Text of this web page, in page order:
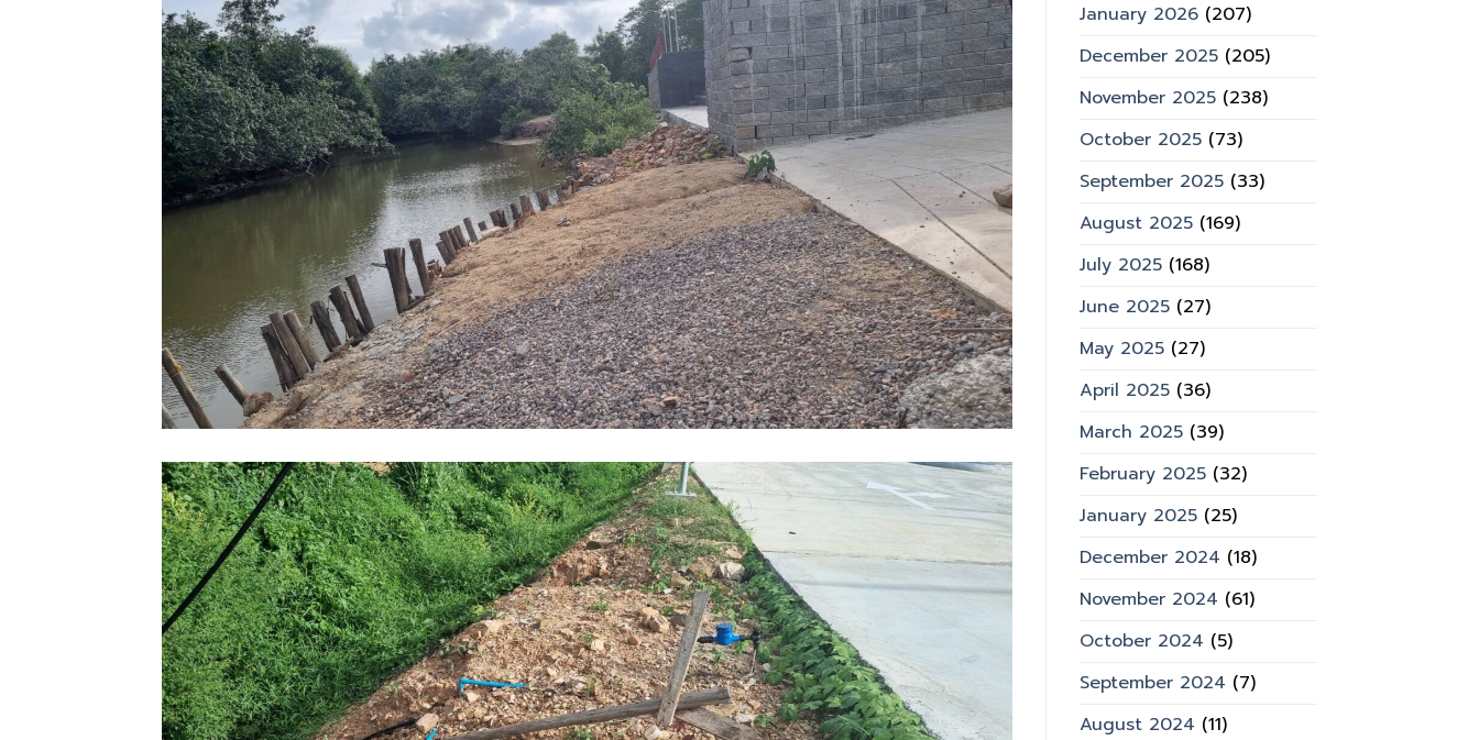
January 2026(207)
December 2025(205)
November 2025(238)
October 2025(73)
September 2025(33)
August 2025(169)
July 2025(168)
June 2025(27)
May 2025(27)
April 2025(36)
March 2025(39)
February 2025(32)
January 2025(25)
December 2024 (18)
November 2024 (61)
October 2024 (5)
September 2024 (7)
August 2024 (11)